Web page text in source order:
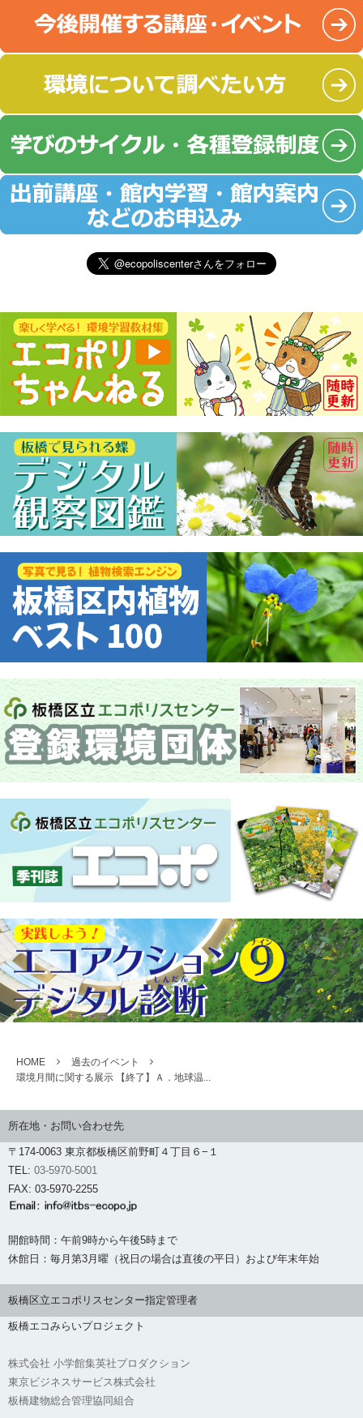
HOME
過去のイベント
環境月間に関する展示 【終了】Ａ．地球温...
所在地・お問い合わせ先
〒174-0063 東京都板橋区前野町４丁目６−１
TEL: 03-5970-5001
FAX: 03-5970-2255
開館時間：午前9時から午後5時まで
休館日：毎月第3月曜（祝日の場合は直後の平日）および年末年始
板橋区立エコポリスセンター指定管理者
板橋エコみらいプロジェクト
株式会社 小学館集英社プロダクション
東京ビジネスサービス株式会社
板橋建物総合管理協同組合